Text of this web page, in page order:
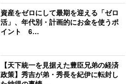
資産をゼロにして最期を迎える「ゼロ
活」、年代別・計画的にお金を使うポ
イント 6…
【天下統一を見据えた豊臣兄弟の経済
政策】秀吉が弟・秀長を紀伊に転封し